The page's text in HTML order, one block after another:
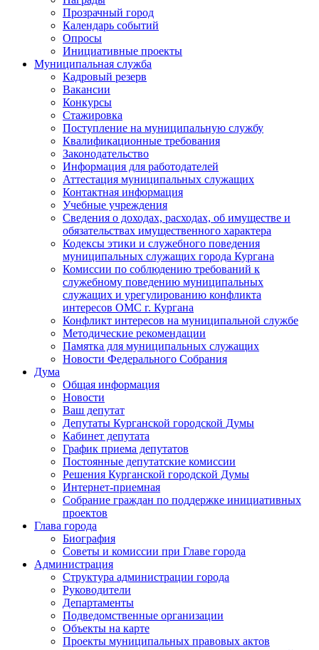
Прозрачный город
Календарь событий
Опросы
Инициативные проекты
Муниципальная служба
Кадровый резерв
Вакансии
Конкурсы
Стажировка
Поступление на муниципальную службу
Квалификационные требования
Законодательство
Информация для работодателей
Аттестация муниципальных служащих
Контактная информация
Учебные учреждения
Сведения о доходах, расходах, об имуществе и
обязательствах имущественного характера
Кодексы этики и служебного поведения
муниципальных служащих города Кургана
Комиссии по соблюдению требований к
служебному поведению муниципальных
служащих и урегулированию конфликта
интересов ОМС г. Кургана
Конфликт интересов на муниципальной службе
Методические рекомендации
Памятка для муниципальных служащих
Новости Федерального Cобрания
Дума
Общая информация
Новости
Ваш депутат
Депутаты Курганской городской Думы
Кабинет депутата
График приема депутатов
Постоянные депутатские комиссии
Решения Курганской городской Думы
Интернет-приемная
Собрание граждан по поддержке инициативных
проектов
Глава города
Биография
Советы и комиссии при Главе города
Администрация
Структура администрации города
Руководители
Департаменты
Подведомственные организации
Объекты на карте
Проекты муниципальных правовых актов